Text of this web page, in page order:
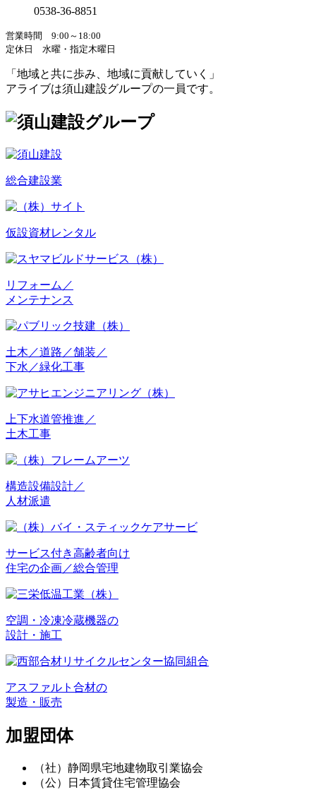
0538-36-8851
営業時間 9:00～18:00
定休日 水曜・指定木曜日
「地域と共に歩み、地域に貢献していく」
アライブは須山建設グループの一員です。
総合建設業
仮設資材レンタル
リフォーム／
メンテナンス
土木／道路／舗装／
下水／緑化工事
上下水道管推進／
土木工事
構造設備設計／
人材派遣
サービス付き高齢者向け
住宅の企画／総合管理
空調・冷凍冷蔵機器の
設計・施工
アスファルト合材の
製造・販売
加盟団体
（社）静岡県宅地建物取引業協会
（公）日本賃貸住宅管理協会